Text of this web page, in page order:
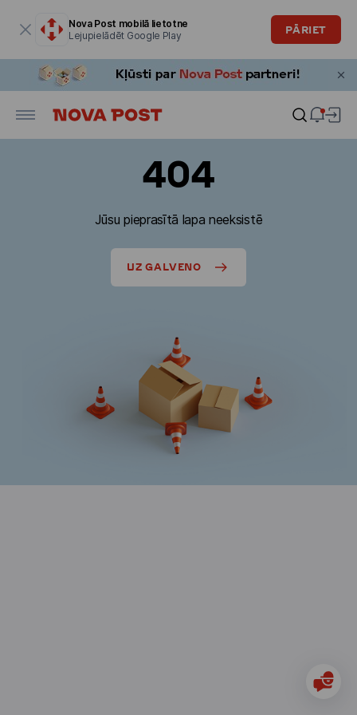
Nova Post mobilā lietotne
Lejupielādēt Google Play
PĀRIET
404
Jūsu pieprasītā lapa neeksistē
UZ GALVENO